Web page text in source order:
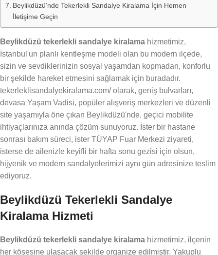
Beylikdüzü’nde Tekerlekli Sandalye Kiralama İçin Hemen
İletişime Geçin
Beylikdüzü tekerlekli sandalye kiralama hizmetimiz,
İstanbul'un planlı kentleşme modeli olan bu modern ilçede,
sizin ve sevdiklerinizin sosyal yaşamdan kopmadan, konforlu
bir şekilde hareket etmesini sağlamak için buradadır.
tekerleklisandalyekiralama.com/ olarak, geniş bulvarları,
devasa Yaşam Vadisi, popüler alışveriş merkezleri ve düzenli
site yaşamıyla öne çıkan Beylikdüzü'nde, geçici mobilite
ihtiyaçlarınıza anında çözüm sunuyoruz. İster bir hastane
sonrası bakım süreci, ister TÜYAP Fuar Merkezi ziyareti,
isterse de ailenizle keyifli bir hafta sonu gezisi için olsun,
hijyenik ve modern sandalyelerimizi aynı gün adresinize teslim
ediyoruz.
Beylikdüzü Tekerlekli Sandalye
Kiralama Hizmeti
Beylikdüzü tekerlekli sandalye kiralama hizmetimiz, ilçenin
her köşesine ulaşacak şekilde organize edilmiştir. Yakuplu